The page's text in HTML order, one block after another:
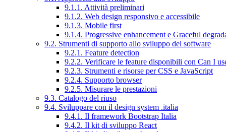
9.1.1. Attività preliminari
9.1.2. Web design responsivo e accessibile
9.1.3. Mobile first
9.1.4. Progressive enhancement e Graceful
9.2. Strumenti di supporto allo sviluppo del software
9.2.1. Feature detection
9.2.2. Verificare le feature disponibili con Can I
9.2.3. Strumenti e risorse per CSS e JavaScript
9.2.4. Supporto browser
9.2.5. Misurare le prestazioni
9.3. Catalogo del riuso
9.4. Sviluppare con il design system .italia
9.4.1. Il framework Bootstrap Italia
9.4.2. Il kit di sviluppo React